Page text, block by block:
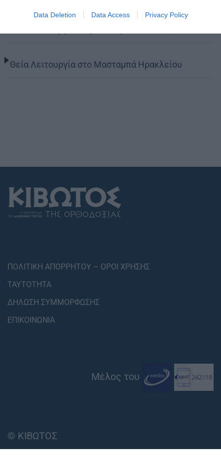
Data Deletion Data Access Privacy Policy
Θεία Λειτουργία στο Μασταμπά Ηρακλείου
ΠΟΛΙΤΙΚΗ ΑΠΟΡΡΗΤΟΥ – ΟΡΟΙ ΧΡΗΣΗΣ
ΤΑΥΤΟΤΗΤΑ
ΔΗΛΩΣΗ ΣΥΜΜΟΡΦΩΣΗΣ
ΕΠΙΚΟΙΝΩΝΙΑ
Μέλος του
© ΚΙΒΩΤΟΣ